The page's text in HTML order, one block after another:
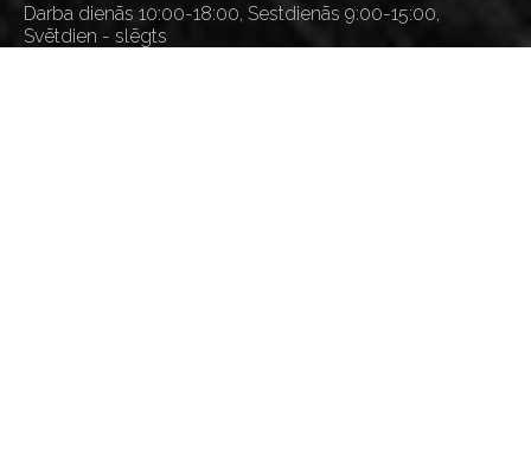
Darba dienās 10:00-18:00, Sestdienās 9:00-15:00,
Svētdien - slēgts